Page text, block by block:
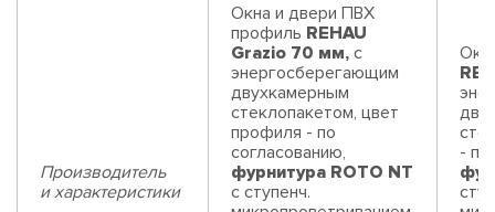
Производитель
и характеристики
Окна и двери ПВХ
профиль REHAU
Grazio 70 мм, с
энергосберегающим
двухкамерным
стеклопакетом, цвет
профиля - по
согласованию,
фурнитура ROTO NT
с ступенч.
- по